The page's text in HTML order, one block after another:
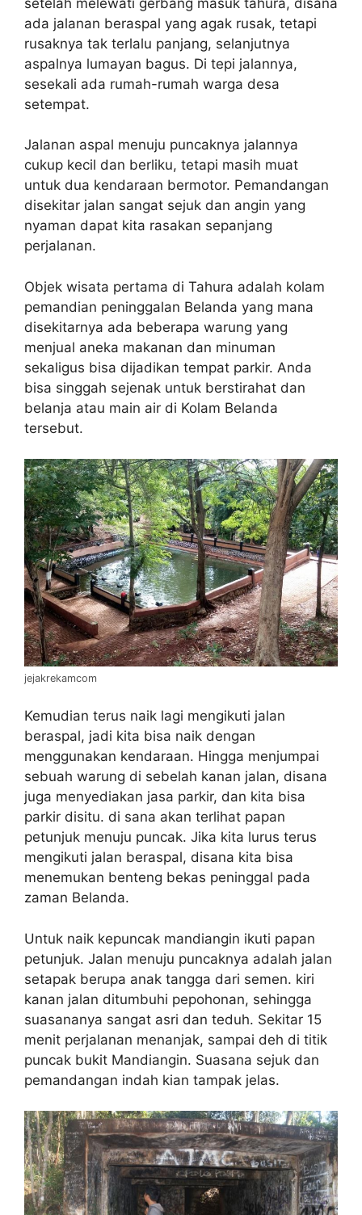
ada jalanan beraspal yang agak rusak, tetapi
rusaknya tak terlalu panjang, selanjutnya
aspalnya lumayan bagus. Di tepi jalannya,
sesekali ada rumah-rumah warga desa
setempat.
Jalanan aspal menuju puncaknya jalannya
cukup kecil dan berliku, tetapi masih muat
untuk dua kendaraan bermotor. Pemandangan
disekitar jalan sangat sejuk dan angin yang
nyaman dapat kita rasakan sepanjang
perjalanan.
Objek wisata pertama di Tahura adalah kolam
pemandian peninggalan Belanda yang mana
disekitarnya ada beberapa warung yang
menjual aneka makanan dan minuman
sekaligus bisa dijadikan tempat parkir. Anda
bisa singgah sejenak untuk berstirahat dan
belanja atau main air di Kolam Belanda
tersebut.
jejakrekamcom
Kemudian terus naik lagi mengikuti jalan
beraspal, jadi kita bisa naik dengan
menggunakan kendaraan. Hingga menjumpai
sebuah warung di sebelah kanan jalan, disana
juga menyediakan jasa parkir, dan kita bisa
parkir disitu. di sana akan terlihat papan
petunjuk menuju puncak. Jika kita lurus terus
mengikuti jalan beraspal, disana kita bisa
menemukan benteng bekas peninggal pada
zaman Belanda.
Untuk naik kepuncak mandiangin ikuti papan
petunjuk. Jalan menuju puncaknya adalah jalan
setapak berupa anak tangga dari semen. kiri
kanan jalan ditumbuhi pepohonan, sehingga
suasananya sangat asri dan teduh. Sekitar 15
menit perjalanan menanjak, sampai deh di titik
puncak bukit Mandiangin. Suasana sejuk dan
pemandangan indah kian tampak jelas.